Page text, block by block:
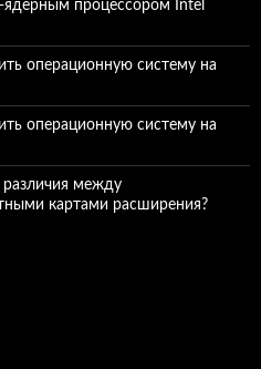
ядерным процессором Intel
операционную систему на
операционную систему на
различия между
картами расширения?